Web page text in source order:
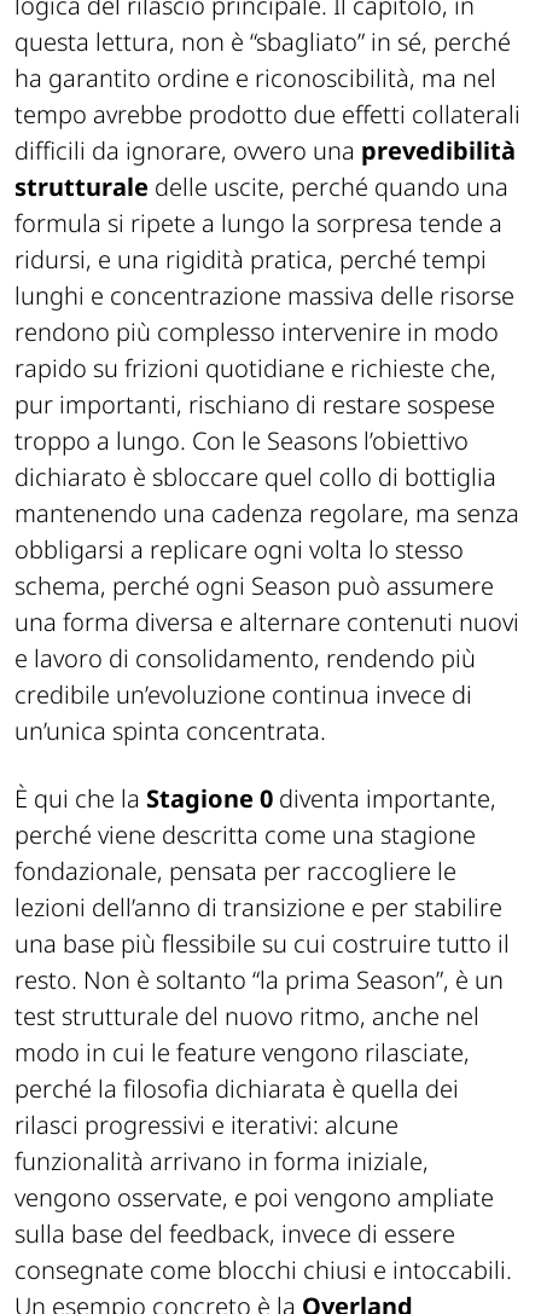
logica del rilascio principale. Il capitolo, in
questa lettura, non è “sbagliato” in sé, perché
ha garantito ordine e riconoscibilità, ma nel
tempo avrebbe prodotto due effetti collaterali
difficili da ignorare, ovvero unaprevedibilità
strutturaledelle uscite, perché quando una
formula si ripete a lungo la sorpresa tende a
ridursi, e una rigidità pratica, perché tempi
lunghi e concentrazione massiva delle risorse
rendono più complesso intervenire in modo
rapido su frizioni quotidiane e richieste che,
pur importanti, rischiano di restare sospese
troppo a lungo. Con le Seasons l’obiettivo
dichiarato è sbloccare quel collo di bottiglia
mantenendo una cadenza regolare, ma senza
obbligarsi a replicare ogni volta lo stesso
schema, perché ogni Season può assumere
una forma diversa e alternare contenuti nuovi
e lavoro di consolidamento, rendendo più
credibile un’evoluzione continua invece di
È qui che laStagione 0diventa importante,
perché viene descritta come una stagione
fondazionale, pensata per raccogliere le
lezioni dell’anno di transizione e per stabilire
una base più flessibile su cui costruire tutto il
resto. Non è soltanto “la prima Season”, è un
test strutturale del nuovo ritmo, anche nel
modo in cui le feature vengono rilasciate,
perché la filosofia dichiarata è quella dei
rilasci progressivi e iterativi: alcune
funzionalità arrivano in forma iniziale,
vengono osservate, e poi vengono ampliate
sulla base del feedback, invece di essere
consegnate come blocchi chiusi e intoccabili.